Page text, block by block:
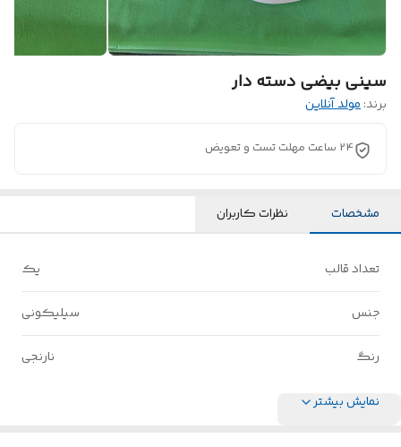
سینی بیضی دسته دار
برند:مولد آنلاین
24 ساعت مهلت تست و تعویض
مشخصات نظرات کاربران
تعداد قالب یک
جنس سیلیکونی
رنگ نارنجی
نمایش بیشتر